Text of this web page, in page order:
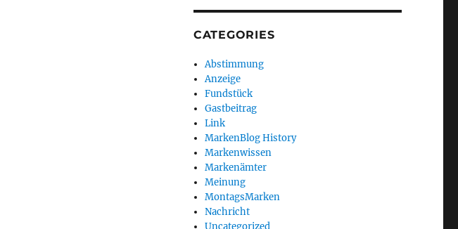
CATEGORIES
Abstimmung
Anzeige
Fundstück
Gastbeitrag
Link
MarkenBlog History
Markenwissen
Markenämter
Meinung
MontagsMarken
Nachricht